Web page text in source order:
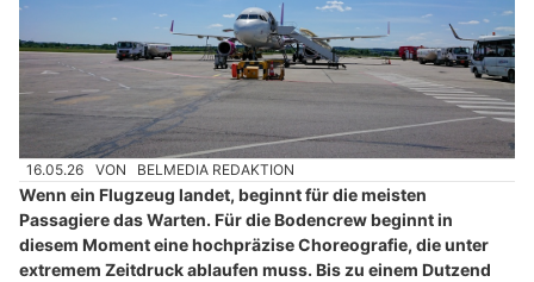
16.05.26 VON BELMEDIA REDAKTION
Wenn ein Flugzeug landet, beginnt für die meisten
Passagiere das Warten. Für die Bodencrew beginnt in
diesem Moment eine hochpräzise Choreografie, die unter
extremem Zeitdruck ablaufen muss. Bis zu einem Dutzend